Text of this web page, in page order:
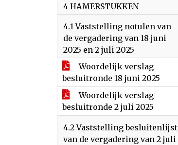
4 HAMERSTUKKEN
4.1 Vaststelling notulen van
de vergadering van 18 juni
2025 en 2 juli 2025
Woordelijk verslag
besluitronde 18 juni 2025
Woordelijk verslag
besluitronde 2 juli 2025
4.2 Vaststelling besluitenlijst
van de vergadering van 2 juli